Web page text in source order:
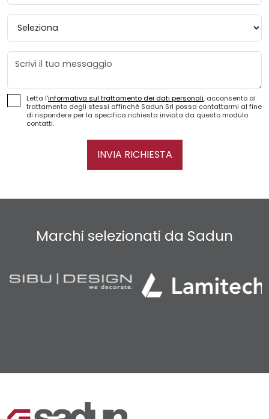
Provincia
Messaggio
Letta l'informativa sul trattamento dei dati personali, acconsento al
trattamento degli stessi affinché Sadun Srl possa contattarmi al fine
di rispondere per la specifica richiesta inviata da questo modulo
contatti.
INVIA RICHIESTA
Marchi selezionati da Sadun